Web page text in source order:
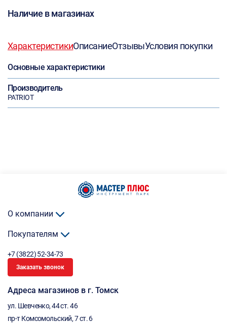
Наличие в магазинах
ХарактеристикиОписаниеОтзывыУсловия покупки
Основные характеристики
Производитель
PATRIOT
О компании
Покупателям
+7 (3822) 52-34-73
Заказать звонок
Адреса магазинов в г. Томск
ул. Шевченко, 44 ст. 46
пр-т Комсомольский, 7 ст. 6